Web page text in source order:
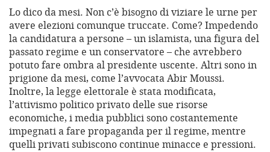
Lo dico da mesi. Non c’è bisogno di viziare le urne per
avere elezioni comunque truccate. Come? Impedendo
la candidatura a persone – un islamista, una figura del
passato regime e un conservatore – che avrebbero
potuto fare ombra al presidente uscente. Altri sono in
prigione da mesi, come l’avvocata Abir Moussi.
Inoltre, la legge elettorale è stata modificata,
l’attivismo politico privato delle sue risorse
economiche, i media pubblici sono costantemente
impegnati a fare propaganda per il regime, mentre
quelli privati subiscono continue minacce e pressioni.